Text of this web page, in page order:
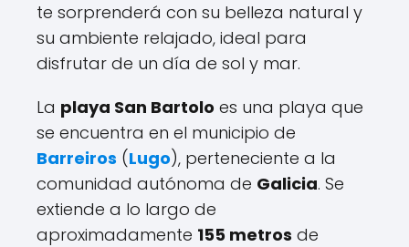
te sorprenderá con su belleza natural y
su ambiente relajado, ideal para
disfrutar de un día de sol y mar.
La playa San Bartolo es una playa que
se encuentra en el municipio de
Barreiros (Lugo), perteneciente a la
comunidad autónoma de Galicia. Se
extiende a lo largo de
aproximadamente 155 metros de